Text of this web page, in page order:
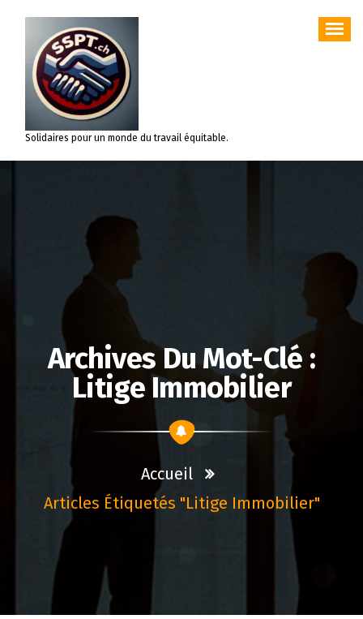
contenu
Solidaires pour un monde du travail équitable.
Archives Du Mot-Clé :
Litige Immobilier
Accueil
Articles Étiquetés "litige Immobilier"